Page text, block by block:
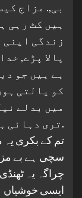
بی,. مزاج
ہیں کٹ رہی
زندگی اپنی
پالا پڑے,
ہے ہیں جو
کو پالتی
میں بدلے
تری دہائی ہے.
تم کے بکری یہ
سچی ہے بے
چراگہ یہ
ایسی خوشیاں